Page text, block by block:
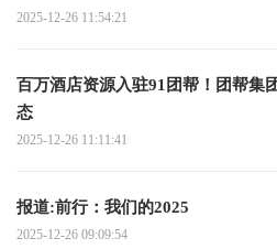
2025-12-26 11:54:21
百万酒店资源入驻91团帮！团帮集
态
2025-12-26 11:11:41
报道:前行：我们的2025
2025-12-26 09:09:54